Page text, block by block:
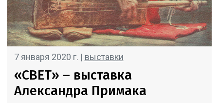
7 января 2020 г. | выставки
«СВЕТ» – выставка
Александра Примака